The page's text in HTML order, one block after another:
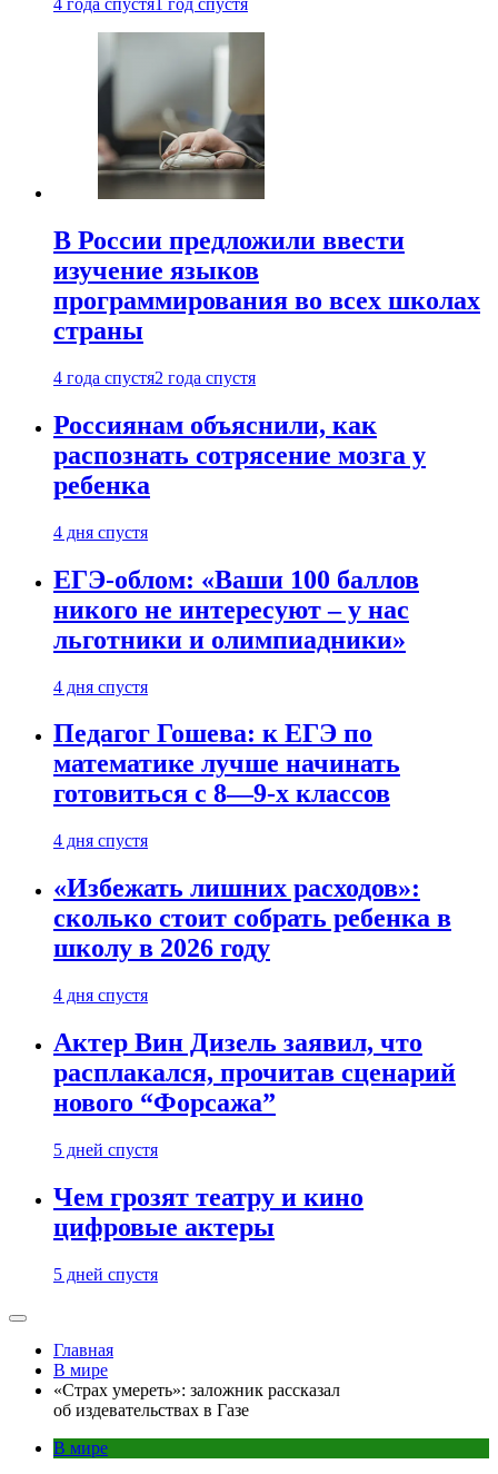
4 года спустя 1 год спустя
В России предложили ввести
изучение языков
программирования во всех школах
страны
4 года спустя2 года спустя
Россиянам объяснили, как
распознать сотрясение мозга у
ребенка
4 дня спустя
ЕГЭ-облом: «Ваши 100 баллов
никого не интересуют – у нас
льготники и олимпиадники»
4 дня спустя
Педагог Гошева: к ЕГЭ по
математике лучше начинать
готовиться с 8—9-х классов
4 дня спустя
«Избежать лишних расходов»:
сколько стоит собрать ребенка в
школу в 2026 году
4 дня спустя
Актер Вин Дизель заявил, что
расплакался, прочитав сценарий
нового “Форсажа”
5 дней спустя
Чем грозят театру и кино
цифровые актеры
5 дней спустя
Главная
В мире
«Страх умереть»: заложник рассказал
об издевательствах в Газе
В мире